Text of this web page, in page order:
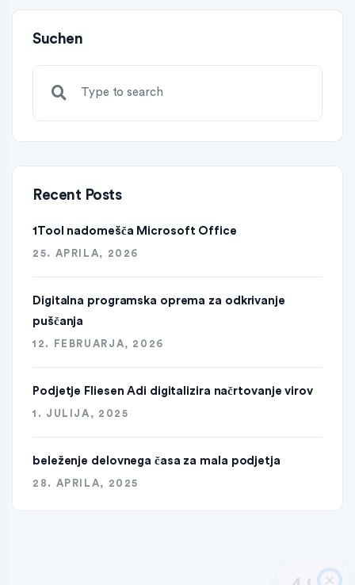
Suchen
Recent Posts
1Tool nadomešča Microsoft Office
25. APRILA, 2026
Digitalna programska oprema za odkrivanje
puščanja
12. FEBRUARJA, 2026
Podjetje Fliesen Adi digitalizira načrtovanje virov
1. JULIJA, 2025
beleženje delovnega časa za mala podjetja
28. APRILA, 2025